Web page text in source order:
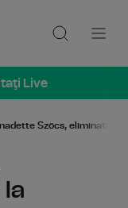
Live
Szöcs, eliminată în